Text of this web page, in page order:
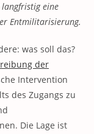
eine
Entmilitarisierung.
was soll das?
der
Intervention
des Zugangs zu
Die Lage ist